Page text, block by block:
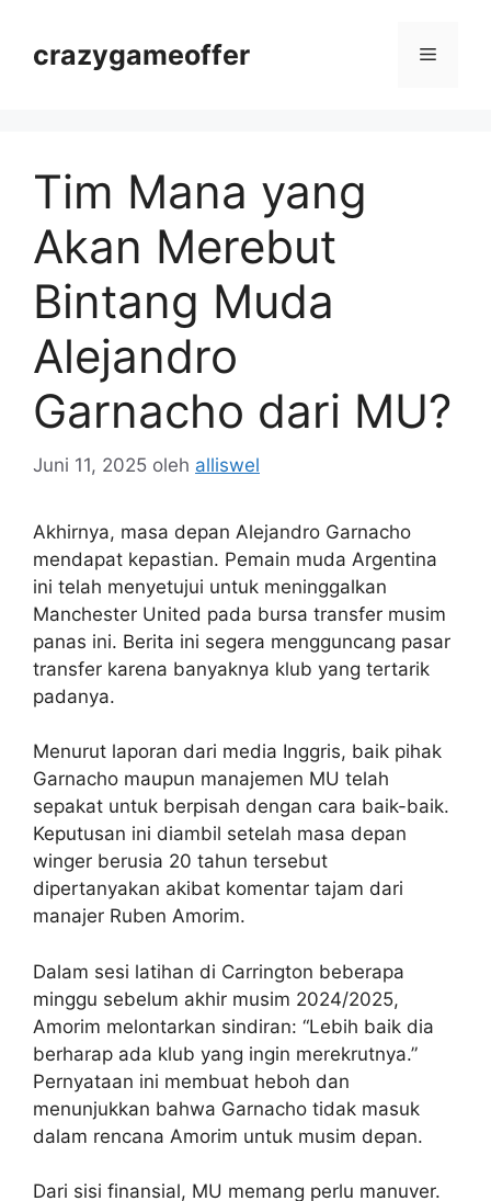
crazygameoffer Menu
Tim Mana yang
Akan Merebut
Bintang Muda
Alejandro
Garnacho dari MU?
Juni 11, 2025 oleh alliswel
Akhirnya, masa depan Alejandro Garnacho
mendapat kepastian. Pemain muda Argentina
ini telah menyetujui untuk meninggalkan
Manchester United pada bursa transfer musim
panas ini. Berita ini segera mengguncang pasar
transfer karena banyaknya klub yang tertarik
padanya.
Menurut laporan dari media Inggris, baik pihak
Garnacho maupun manajemen MU telah
sepakat untuk berpisah dengan cara baik-baik.
Keputusan ini diambil setelah masa depan
winger berusia 20 tahun tersebut
dipertanyakan akibat komentar tajam dari
manajer Ruben Amorim.
Dalam sesi latihan di Carrington beberapa
minggu sebelum akhir musim 2024/2025,
Amorim melontarkan sindiran: “Lebih baik dia
berharap ada klub yang ingin merekrutnya.”
Pernyataan ini membuat heboh dan
menunjukkan bahwa Garnacho tidak masuk
dalam rencana Amorim untuk musim depan.
Dari sisi finansial, MU memang perlu manuver.